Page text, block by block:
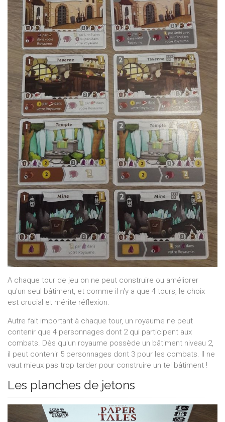
A chaque tour de jeu on ne peut construire ou améliorer
qu'un seul bâtiment, et comme il n'y a que 4 tours, le choix
est crucial et mérite réflexion.
Autre fait important à chaque tour, un royaume ne peut
contenir que 4 personnages dont 2 qui participent aux
combats. Dès qu'un royaume possède un bâtiment niveau 2,
il peut contenir 5 personnages dont 3 pour les combats. Il ne
vaut mieux pas trop tarder pour construire un tel bâtiment !
Les planches de jetons